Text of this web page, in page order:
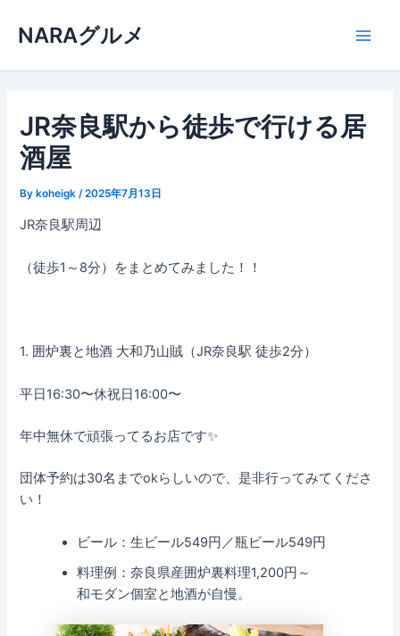
ス
NARAグルメ
JR奈良駅から徒歩で行ける居
酒屋
Bykoheigk /2025年7月13日
JR奈良駅周辺
（徒歩1～8分）をまとめてみました！！
1. 囲炉裏と地酒 大和乃山賊（JR奈良駅 徒歩2分）
平日16:30〜休祝日16:00〜
年中無休で頑張ってるお店です✨
団体予約は30名までokらしいので、是非行ってみてくださ
い！
ビール：生ビール549円／瓶ビール549円
料理例：奈良県産囲炉裏料理1,200円～
和モダン個室と地酒が自慢。